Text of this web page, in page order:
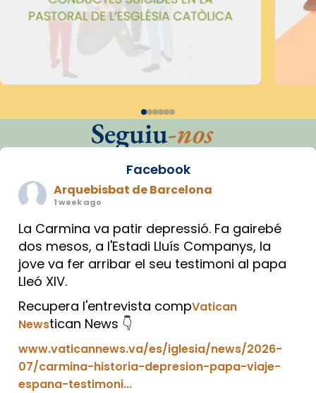
Seguiu-nos
Facebook
Arquebisbat de Barcelona
1 week ago
La Carmina va patir depressió. Fa gairebé
dos mesos, a l'Estadi Lluís Companys, la
jove va fer arribar el seu testimoni al papa
Lleó XIV.
Recupera l'entrevista compVatican
Newstican News 👇
www.vaticannews.va/es/iglesia/news/2026-
07/carmina-historia-depresion-papa-viaje-
espana-testimoni...